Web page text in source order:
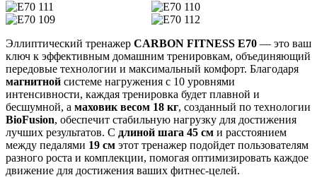
Эллиптический тренажер CARBON FITNESS E70 — это ваш
ключ к эффективным домашним тренировкам, объединяющий
передовые технологии и максимальный комфорт. Благодаря
магнитной системе нагружения с 10 уровнями
интенсивности, каждая тренировка будет плавной и
бесшумной, а маховик весом 18 кг, созданный по технологии
BioFusion, обеспечит стабильную нагрузку для достижения
лучших результатов. С длиной шага 45 см и расстоянием
между педалями 19 см этот тренажер подойдет пользователям
разного роста и комплекции, помогая оптимизировать каждое
движение для достижения ваших фитнес-целей.